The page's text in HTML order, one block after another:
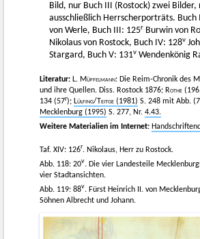
Bild, nur Buch III (Rostock) zwei Bilder,
ausschließlich Herrscherporträts. Buch
von Werle, Buch III: 125r Burwin von
Nikolaus von Rostock, Buch IV: 128v
Stargard, Buch V: 131v Wendenkönig
Literatur: L. Müffelmann: Die Reim-Chronik des
und ihre Quellen. Diss. Rostock 1876; Rothe
134 (57r); Lülfing/ Teitge (1981) S. 248 mit Abb.
Mecklenburg (1995) S. 277, Nr. 4.43.
Weitere Materialien im Internet:
Taf. XIV: 126r. Nikolaus, Herr zu Rostock.
Abb. 118: 20v. Die vier Landesteile
vier Stadtansichten.
Abb. 119: 88v. Fürst Heinrich II. von
Söhnen Albrecht und Johann.